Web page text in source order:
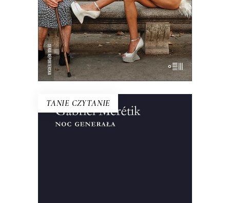
E-BOOK DO KOSZYKA
39.00zł 19.50zł
TANIE CZYTANIE